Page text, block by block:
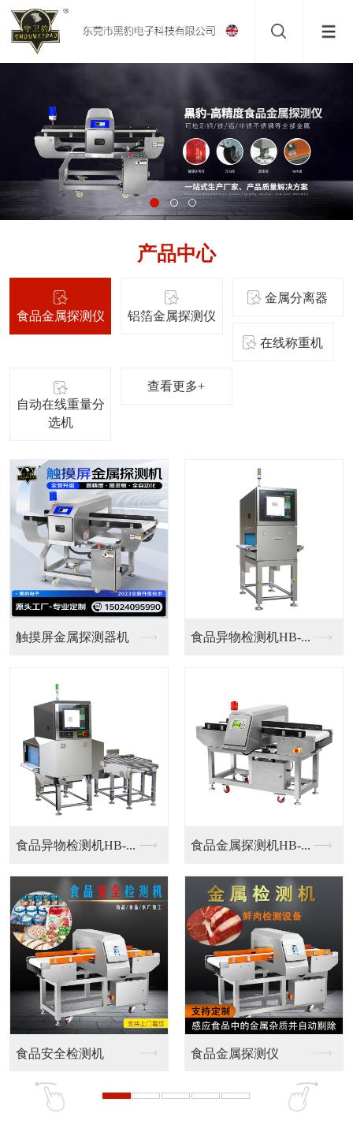
产品中心
食品金属探测仪 铝箔金属探测仪
金属分离器
在线称重机
自动在线重量分
选机
查看更多+
铝箔金检重检一体机 铝箔食品检测机
铝箔金属探测仪 铝箔金属探测仪